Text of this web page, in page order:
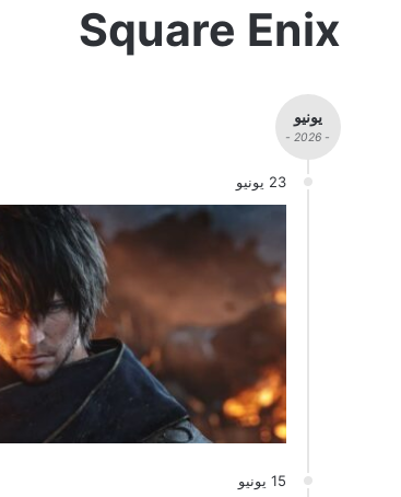
Square Enix
يونيو
- 2026 -
23 يونيو
15 يونيو